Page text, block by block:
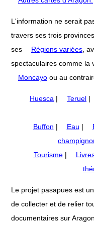
L'information ne serait
travers ses trois
ses
Régions variées ,
spectaculaires comme la
Moncayo ou au
Huesca | Teruel |
Buffon | Eau |
Tourisme|
Le projet pasapues est
de collecter et de relier
documentaires sur